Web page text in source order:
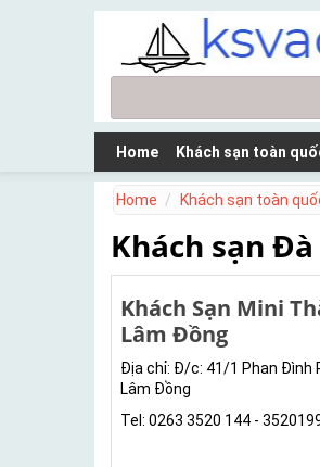
Skip to main content
Home Khách sạn toàn
Home Khách sạn toàn
Khách sạn
Khách Sạn Mini
Lâm Đồng
Địa chỉ: Đ/c: 41/1 Phan Đình
Lâm Đồng
Tel: 0263 3520 144 -